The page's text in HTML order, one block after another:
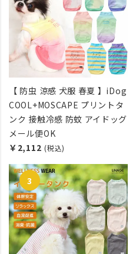
【 防虫 涼感 犬服 春夏 】iDog
COOL+MOSCAPE プリントタ
ンク 接触冷感 防蚊 アイドッグ
メール便OK
￥2,112 (税込)